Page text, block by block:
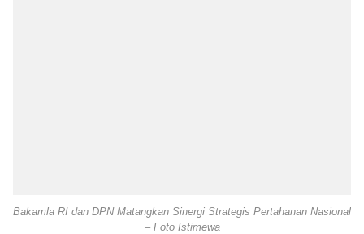
Bakamla RI dan DPN Matangkan Sinergi Strategis Pertahanan Nasional
– Foto Istimewa